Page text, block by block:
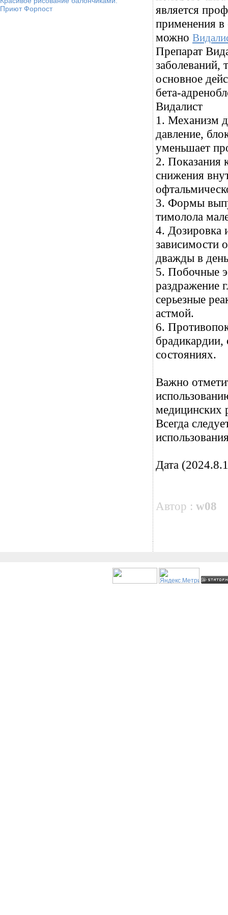
Приют Форпост
является
применения в
можно
Препарат
заболеваний,
основное
бета-
Видалист
1. Механизм
давление,
уменьшает
2. Показания
снижения
3. Формы
тимолола
4. Дозировка
зависимости
дважды в
5. Побочные
раздражение
серьезные
астмой.
6.
брадикардии,
состояниях.
Важно
медицинских
Всегда
Дата
Автор : w08